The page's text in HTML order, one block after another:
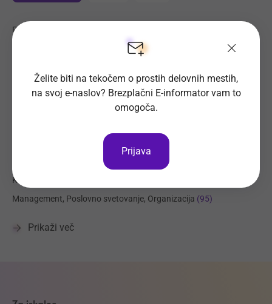
Proizvodnja, Steklarstvo
(325)
(204)
Strojništvo, Metalurgija, Rudarstvo(178)
Elektrotehnika, Elektronika, Telekomunikacije
Komerciala, Trženje
Management, Poslovno svetovanje, Organizacija (95)
Prikaži več
Želite biti na tekočem o prostih delovnih mestih,
na svoj e-naslov? Brezplačni E-informator vam to
omogoča.
Prijava